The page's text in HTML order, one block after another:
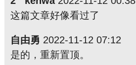
这篇文章好像看过了
自由勇 2022-11-12 07:12
是的，重新置顶。